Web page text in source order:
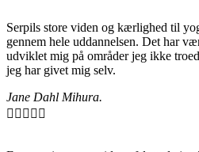
Serpils store viden og kærlighed til
gennem hele uddannelsen. Det har
udviklet mig på områder jeg ikke
jeg har givet mig selv.
Jane Dahl Mihura.
    